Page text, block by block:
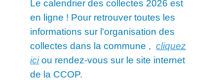
Le calendrier des collectes 2026 est
en ligne ! Pour retrouver toutes les
informations sur l'organisation des
collectes dans la commune ,cliquez
iciou rendez-vous sur le site internet
de la CCOP.